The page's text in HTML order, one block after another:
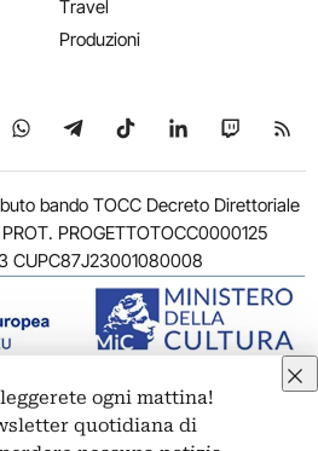
Travel
Produzioni
su YouTube
Seguici su WhatsApp
Seguici su Telegram
Seguici su TikTok
Seguici su
Seguici
bando TOCC Decreto Direttoriale
PROGETTOTOCC0000125
CUPC87J23001080008
– Corso Vittorio Emanuele II, 287 –
ogni mattina!
quotidiana di